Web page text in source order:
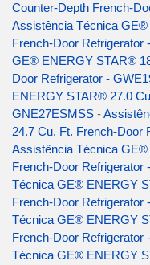
Counter-Depth French-
Assistência Técnica
French-Door Refrigerator
GE® ENERGY STAR®
Door Refrigerator -
ENERGY STAR® 27.0
GNE27ESMSS -
24.7 Cu. Ft. French-Door
Assistência Técnica
French-Door Refrigerator
Técnica GE® ENERGY
French-Door Refrigerator
Técnica GE® ENERGY
French-Door Refrigerator
Técnica GE® ENERGY